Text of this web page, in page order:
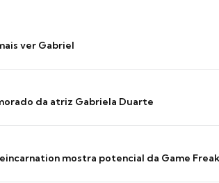
ver Gabriel
da atriz Gabriela Duarte
mostra potencial da Game Freak